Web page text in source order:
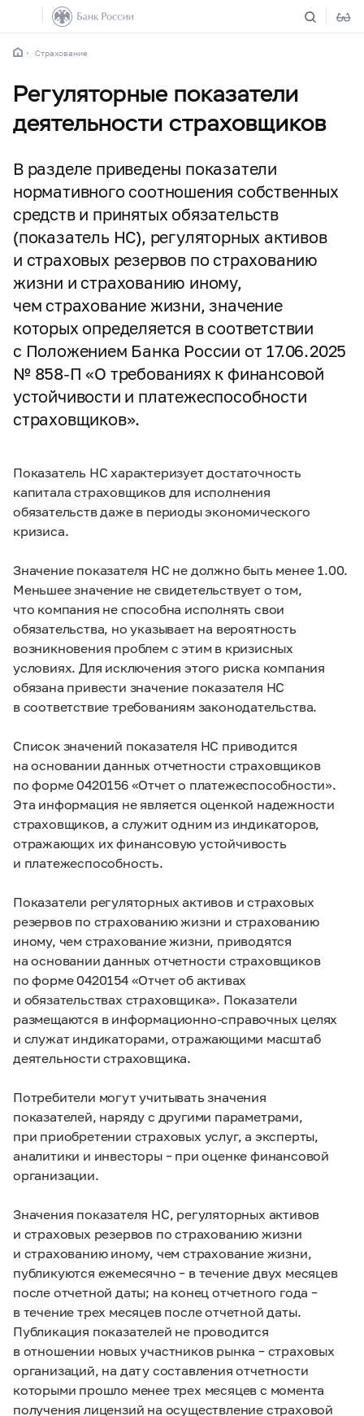
Страхование
Регуляторные показатели
деятельности страховщиков
В разделе приведены показатели
нормативного соотношения собственных
средств и принятых обязательств
(показатель НС), регуляторных активов
и страховых резервов по страхованию
жизни и страхованию иному,
чем страхование жизни, значение
которых определяется в соответствии
с Положением Банка России от 17.06.2025
№ 858-П «О требованиях к финансовой
устойчивости и платежеспособности
страховщиков».
Показатель НС характеризует достаточность
капитала страховщиков для исполнения
обязательств даже в периоды экономического
кризиса.
Значение показателя НС не должно быть менее 1.00.
Меньшее значение не свидетельствует о том,
что компания не способна исполнять свои
обязательства, но указывает на вероятность
возникновения проблем с этим в кризисных
условиях. Для исключения этого риска компания
обязана привести значение показателя НС
в соответствие требованиям законодательства.
Список значений показателя НС приводится
на основании данных отчетности страховщиков
по форме 0420156 «Отчет о платежеспособности».
Эта информация не является оценкой надежности
страховщиков, а служит одним из индикаторов,
отражающих их финансовую устойчивость
и платежеспособность.
Показатели регуляторных активов и страховых
резервов по страхованию жизни и страхованию
иному, чем страхование жизни, приводятся
на основании данных отчетности страховщиков
по форме 0420154 «Отчет об активах
и обязательствах страховщика». Показатели
размещаются в информационно-справочных целях
и служат индикаторами, отражающими масштаб
деятельности страховщика.
Потребители могут учитывать значения
показателей, наряду с другими параметрами,
при приобретении страховых услуг, а эксперты,
аналитики и инвесторы – при оценке финансовой
организации.
Значения показателя НС, регуляторных активов
и страховых резервов по страхованию жизни
и страхованию иному, чем страхование жизни,
публикуются ежемесячно – в течение двух месяцев
после отчетной даты; на конец отчетного года –
в течение трех месяцев после отчетной даты.
Публикация показателей не проводится
в отношении новых участников рынка – страховых
организаций, на дату составления отчетности
которыми прошло менее трех месяцев с момента
получения лицензий на осуществление страховой